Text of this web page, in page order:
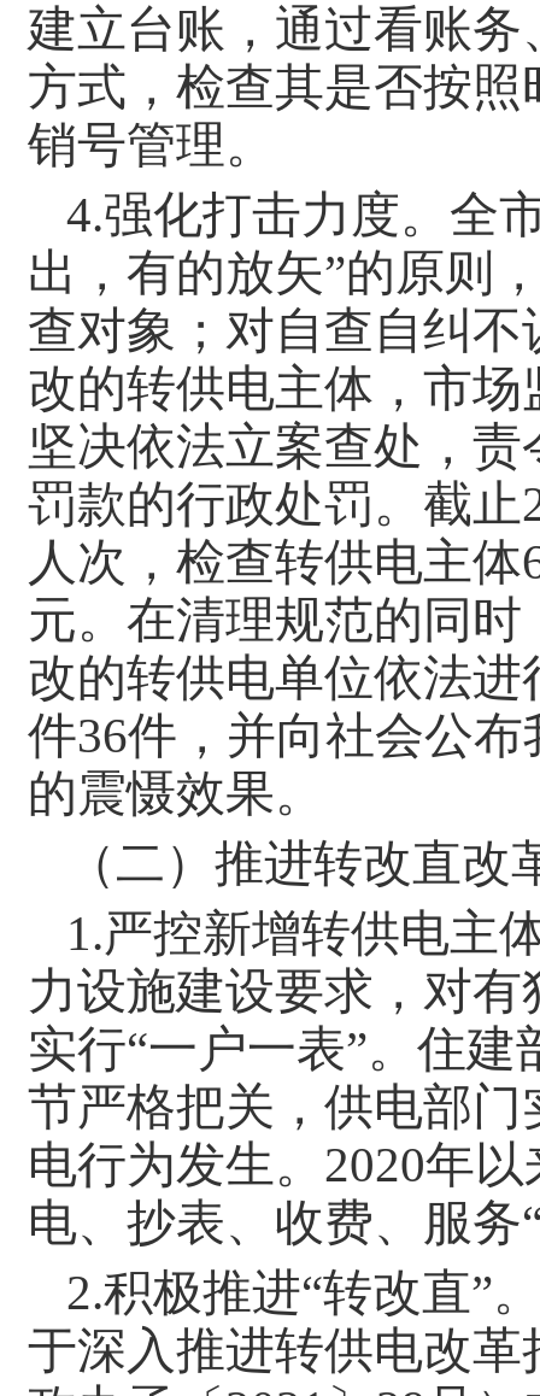
建立台账，通过看账
方式，检查其是否按
销号管理。
4.强化打击力度。全
出，有的放矢”的原则
查对象；对自查自纠
改的转供电主体，市
坚决依法立案查处，
罚款的行政处罚。截止
人次，检查转供电主
元。在清理规范的同
改的转供电单位依法
件36件，并向社会公
的震慑效果。
（二）推进转改直
1.严控新增转供电主
力设施建设要求，对
实行“一户一表”。住
节严格把关，供电部
电行为发生。2020年
电、抄表、收费、服务
2.积极推进“转改直”
于深入推进转供电改